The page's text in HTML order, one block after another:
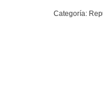
Categoría: